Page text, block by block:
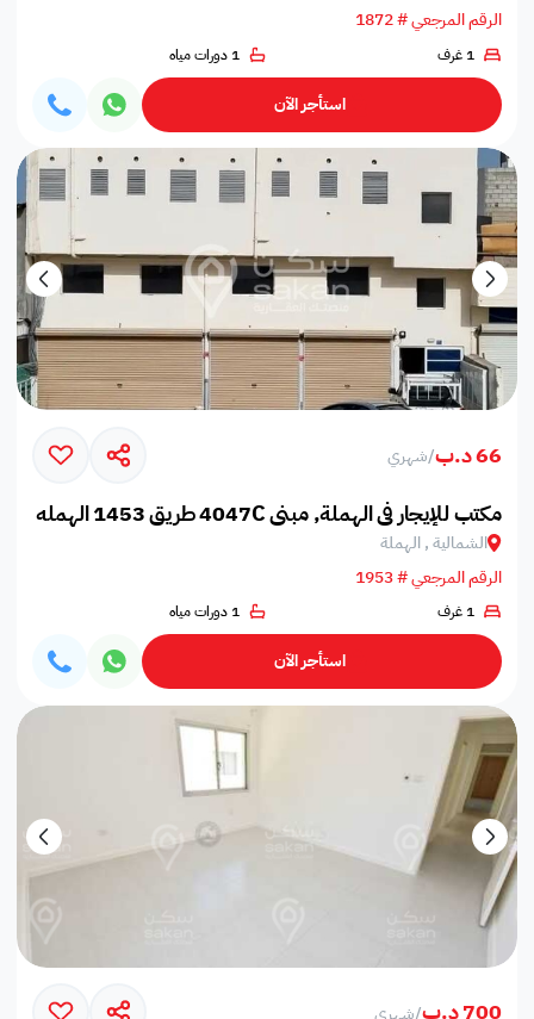
الرقم المرجعي # 1872
1 غرف 1 دورات مياه
استأجر الآن
66 د.ب /شهري
مكتب للإيجار في الهملة, مبنى 4047C طريق 1453 الهمله 1014
الشمالية , الهملة
الرقم المرجعي # 1953
1 غرف 1 دورات مياه
استأجر الآن
700 د.ب /شهري